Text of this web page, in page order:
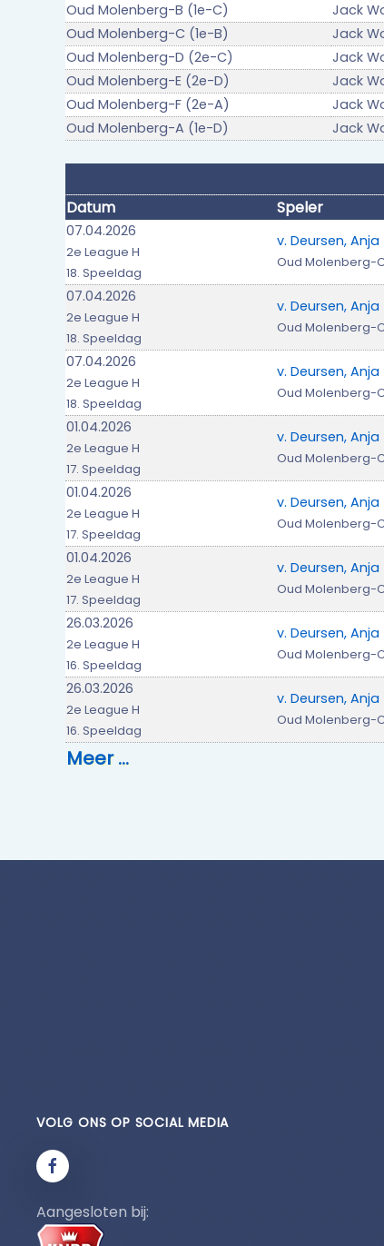
Oud Molenberg-B (1e-C)
Jack
Oud Molenberg-C (1e-B)
Jack
Oud Molenberg-D (2e-C)
Jack
Oud Molenberg-E (2e-D)
Jack
Oud Molenberg-F (2e-A)
Jack
Oud Molenberg-A (1e-D)
Jack
Datum Speler
07.04.2026
2e League H
18. Speeldag
v. Deursen, Anja
Oud Molenberg-
07.04.2026
2e League H
18. Speeldag
v. Deursen, Anja
Oud Molenberg-
07.04.2026
2e League H
18. Speeldag
v. Deursen, Anja
Oud Molenberg-
01.04.2026
2e League H
17. Speeldag
v. Deursen, Anja
Oud Molenberg-
01.04.2026
2e League H
17. Speeldag
v. Deursen, Anja
Oud Molenberg-
01.04.2026
2e League H
17. Speeldag
v. Deursen, Anja
Oud Molenberg-
26.03.2026
2e League H
16. Speeldag
v. Deursen, Anja
Oud Molenberg-
26.03.2026
2e League H
16. Speeldag
v. Deursen, Anja
Oud Molenberg-
Meer …
VOLG ONS OP SOCIAL MEDIA
Aangesloten bij: